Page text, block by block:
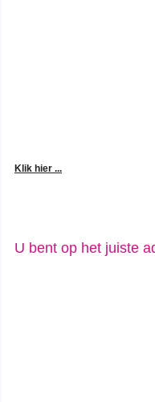
Klik hier ...
U bent op het juiste